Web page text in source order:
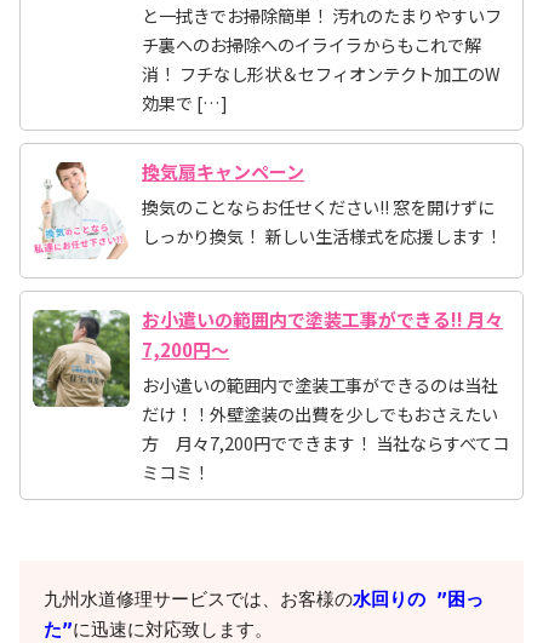
と一拭きでお掃除簡単！ 汚れのたまりやすいフ
チ裏へのお掃除へのイライラからもこれで解
消！ フチなし形状＆セフィオンテクト加工のW
効果で […]
換気扇キャンペーン
換気のことならお任せください!! 窓を開けずに
しっかり換気！ 新しい生活様式を応援します！
お小遣いの範囲内で塗装工事ができる!! 月々
7,200円～
お小遣いの範囲内で塗装工事ができるのは当社
だけ！！外壁塗装の出費を少しでもおさえたい
方 月々7,200円でできます！ 当社ならすべてコ
ミコミ！
九州水道修理サービスでは、お客様の水回りの ”困っ
た”に迅速に対応致します。